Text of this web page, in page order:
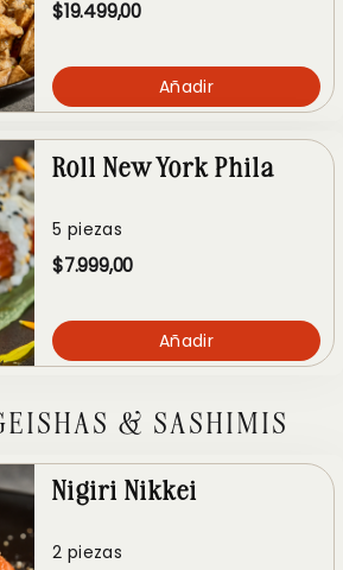
$19.499,00
Añadir
Roll New York Phila
5 piezas
$7.999,00
Añadir
& SASHIMIS
Nigiri Nikkei
2 piezas